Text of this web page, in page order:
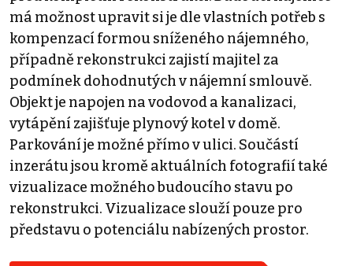
má možnost upravit si je dle vlastních potřeb s
kompenzací formou sníženého nájemného,
případně rekonstrukci zajistí majitel za
podmínek dohodnutých v nájemní smlouvě.
Objekt je napojen na vodovod a kanalizaci,
vytápění zajišťuje plynový kotel v domě.
Parkování je možné přímo v ulici. Součástí
inzerátu jsou kromě aktuálních fotografií také
vizualizace možného budoucího stavu po
rekonstrukci. Vizualizace slouží pouze pro
představu o potenciálu nabízených prostor.